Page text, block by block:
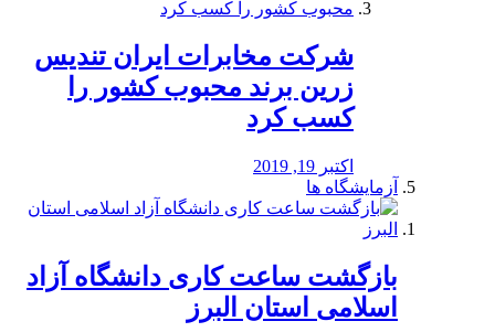
شرکت مخابرات ایران تندیس
زرین برند محبوب کشور را
کسب کرد
اکتبر 19, 2019
آزمایشگاه ها
بازگشت ساعت کاری دانشگاه آزاد
اسلامی استان البرز